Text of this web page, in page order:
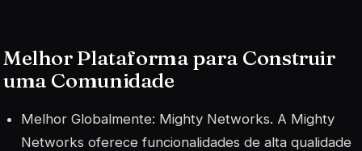
Melhor Plataforma para Construir
uma Comunidade
Melhor Globalmente: Mighty Networks. A Mighty
Networks oferece funcionalidades de alta qualidade